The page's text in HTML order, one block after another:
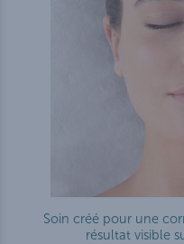
Soin créé pour une
résultat visible